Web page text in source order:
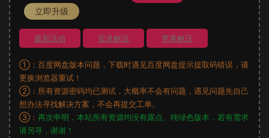
立即升级
最新活动 安卓解压 苹果解压
①：百度网盘版本问题，下载时遇见百度网盘提示提取码错误，请
更换浏览器重试！
②：所有资源密码均已测试，大概率不会有问题，遇见问题先自己
想办法寻找解决方案，不会再提交工单。
③： 再次申明，本站所有资源均没有露点、纯绿色版本，若有需求
请另寻，谢谢！